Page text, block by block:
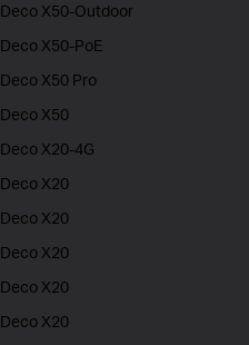
Deco X50-Outdoor
Deco X50-PoE
Deco X50 Pro
Deco X50
Deco X20-4G
Deco X20
Deco X20
Deco X20
Deco X20
Deco X20